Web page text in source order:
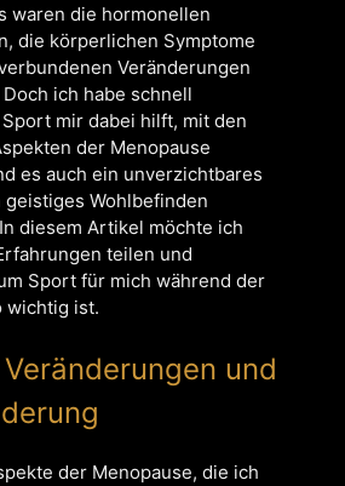
waren die hormonellen
die körperlichen Symptome
Veränderungen
ich habe schnell
mir dabei hilft, mit den
der Menopause
es auch ein unverzichtbares
Wohlbefinden
diesem Artikel möchte ich
teilen und
Sport für mich während der
wichtig ist.
und
der Menopause, die ich